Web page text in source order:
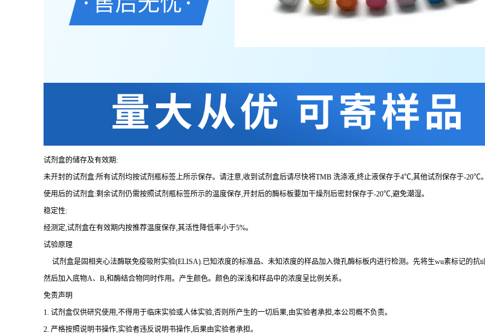
试剂盒的储存及有效期:
未开封的试剂盒:所有试剂均按试剂瓶标签上所示保存。请注意,收到试剂盒后请尽快将TMB 洗涤液,终止液保存于4℃,其他试剂保存于-20℃。
使用后的试剂盒:剩余试剂仍需按照试剂瓶标签所示的温度保存,开封后的酶标板要加干燥剂后密封保存于-20℃,避免潮湿。
稳定性:
经测定,试剂盒在有效期内按推荐温度保存,其活性降低率小于5%。
试验原理
试剂盒是固相夹心法酶联免疫吸附实验(ELISA).已知浓度的标准品、未知浓度的样品加入微孔酶标板内进行检测。先将生wu素标记的抗ti
然后加入底物A、B,和酶结合物同时作用。产生颜色。颜色的深浅和样品中的浓度呈比例关系。
免责声明
1. 试剂盒仅供研究使用,不得用于临床实验或人体实验,否则所产生的一切后果,由实验者承担,本公司概不负责。
2. 严格按照说明书操作,实验者违反说明书操作,后果由实验者承担。